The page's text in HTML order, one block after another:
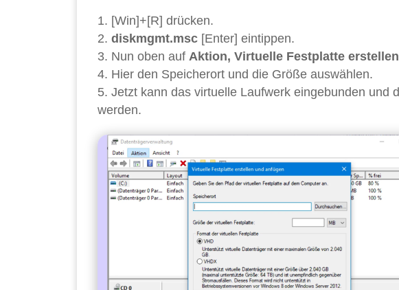
[Win]+[R] drücken.
diskmgmt.msc [Enter] eintippen.
Nun oben auf Aktion, Virtuelle Festplatte erstellen
Hier den Speicherort und die Größe auswählen.
Jetzt kann das virtuelle Laufwerk eingebunden und
werden.